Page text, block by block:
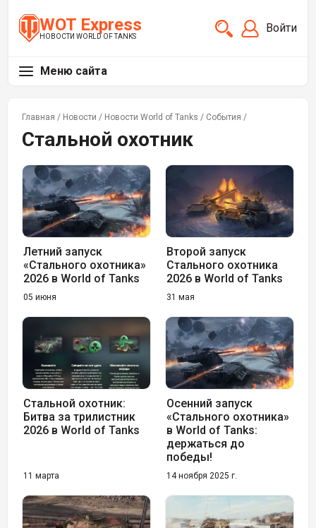
WOT Express
НОВОСТИ WORLD OF TANKS
Войти
Меню сайта
Главная / Новости / Новости World of Tanks / События /
Стальной охотник
Летний запуск
«Стального охотника»
2026 в World of Tanks
05 июня
Второй запуск
Стального охотника
2026 в World of Tanks
31 мая
Стальной охотник:
Битва за трилистник
2026 в World of Tanks
11 марта
Осенний запуск
«Стального охотника»
в World of Tanks:
держаться до
победы!
14 ноября 2025 г.